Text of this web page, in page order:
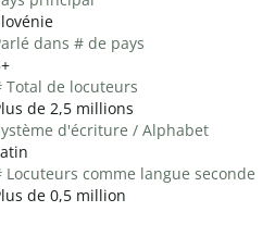
dans # de pays
Total de locuteurs
de 2,5 millions
d'écriture / Alphabet
Locuteurs comme langue seconde
de 0,5 million